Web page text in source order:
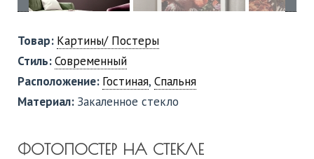
Товар: Картины/ Постеры
Стиль:Современный
Расположение: Гостиная, Спальня
Материал: Закаленное стекло
ФОТОПОСТЕР НА СТЕКЛЕ